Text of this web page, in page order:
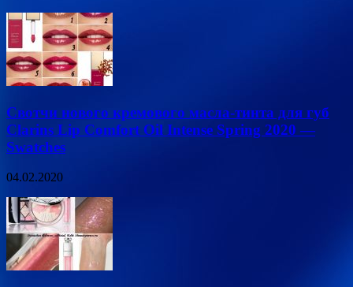
Свотчи нового кремового масла-тинта для губ
Clarins Lip Сomfort Oil Intense Spring 2020 —
Swatches
04.02.2020